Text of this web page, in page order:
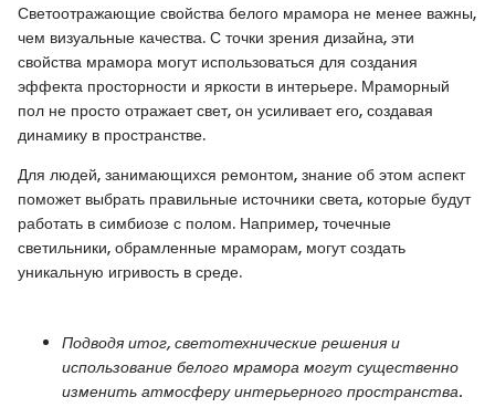
Светоотражающие свойства белого мрамора не менее важны,
чем визуальные качества. С точки зрения дизайна, эти
свойства мрамора могут использоваться для создания
эффекта просторности и яркости в интерьере. Мраморный
пол не просто отражает свет, он усиливает его, создавая
динамику в пространстве.
Для людей, занимающихся ремонтом, знание об этом аспект
поможет выбрать правильные источники света, которые будут
работать в симбиозе с полом. Например, точечные
светильники, обрамленные мраморам, могут создать
уникальную игривость в среде.
Подводя итог, светотехнические решения и
использование белого мрамора могут существенно
изменить атмосферу интерьерного пространства.